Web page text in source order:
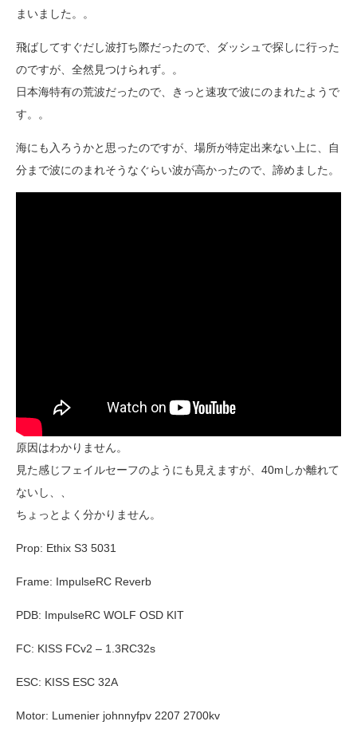
まいました。。
飛ばしてすぐだし波打ち際だったので、ダッシュで探しに行った
のですが、全然見つけられず。。
日本海特有の荒波だったので、きっと速攻で波にのまれたようで
す。。
海にも入ろうかと思ったのですが、場所が特定出来ない上に、自
分まで波にのまれそうなぐらい波が高かったので、諦めました。
原因はわかりません。
見た感じフェイルセーフのようにも見えますが、40mしか離れて
ないし、、
ちょっとよく分かりません。
Prop: Ethix S3 5031
Frame: ImpulseRC Reverb
PDB: ImpulseRC WOLF OSD KIT
FC: KISS FCv2 – 1.3RC32s
ESC: KISS ESC 32A
Motor: Lumenier johnnyfpv 2207 2700kv